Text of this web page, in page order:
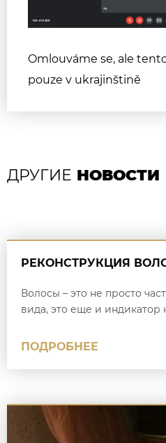
Omlouváme se, ale
pouze v ukrajinštině
ДРУГИЕ НОВОСТИ
РЕКОНСТРУКЦИЯ
Волосы – это не просто
вида, это еще и индикатор
ПОДРОБНЕЕ